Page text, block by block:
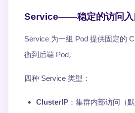
Service——稳定的访问入
Service 为一组 Pod 提供固定的
衡到后端 Pod。
四种 Service 类型：
ClusterIP ：集群内部访问（